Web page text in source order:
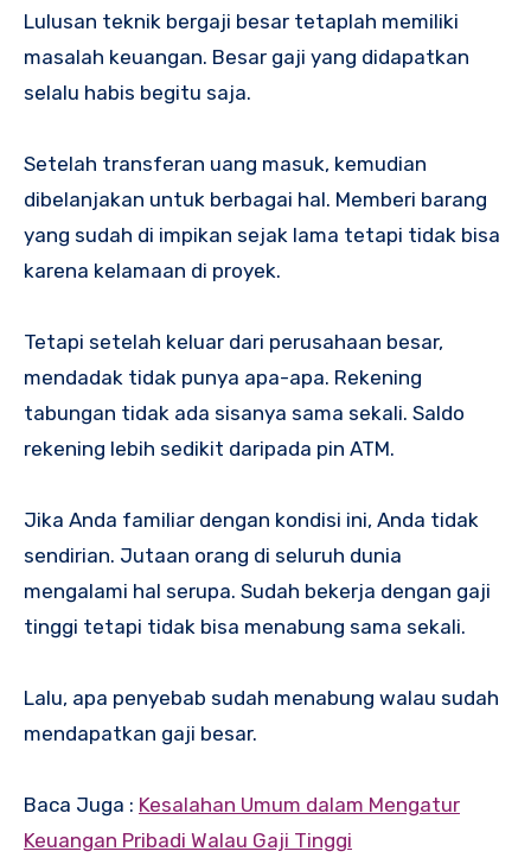
Lulusan teknik bergaji besar tetaplah memiliki
masalah keuangan. Besar gaji yang didapatkan
selalu habis begitu saja.
Setelah transferan uang masuk, kemudian
dibelanjakan untuk berbagai hal. Memberi barang
yang sudah di impikan sejak lama tetapi tidak bisa
karena kelamaan di proyek.
Tetapi setelah keluar dari perusahaan besar,
mendadak tidak punya apa-apa. Rekening
tabungan tidak ada sisanya sama sekali. Saldo
rekening lebih sedikit daripada pin ATM.
Jika Anda familiar dengan kondisi ini, Anda tidak
sendirian. Jutaan orang di seluruh dunia
mengalami hal serupa. Sudah bekerja dengan gaji
tinggi tetapi tidak bisa menabung sama sekali.
Lalu, apa penyebab sudah menabung walau sudah
mendapatkan gaji besar.
Baca Juga : Kesalahan Umum dalam Mengatur
Keuangan Pribadi Walau Gaji Tinggi